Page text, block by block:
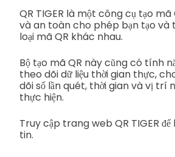
QR TIGER là một công cụ tạo mã
và an toàn cho phép bạn tạo và
loại mã QR khác nhau.
Bộ tạo mã QR này cũng có tính
theo dõi dữ liệu thời gian thực,
dõi số lần quét, thời gian và vị trí
thực hiện.
Truy cập trang web QR TIGER
tin.